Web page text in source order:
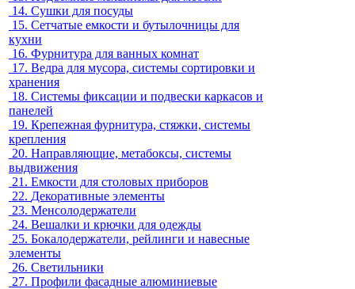
14. Сушки для посуды
15. Сетчатые емкости и бутылочницы для
кухни
16. Фурнитура для ванных комнат
17. Ведра для мусора, системы сортировки и
хранения
18. Системы фиксации и подвески каркасов и
панелей
19. Крепежная фурнитура, стяжки, системы
крепления
20. Направляющие, метабоксы, системы
выдвижения
21. Емкости для столовых приборов
22. Декоративные элементы
23. Менсолодержатели
24. Вешалки и крючки для одежды
25. Бокалодержатели, рейлинги и навесные
элементы
26. Светильники
27. Профили фасадные алюминиевые